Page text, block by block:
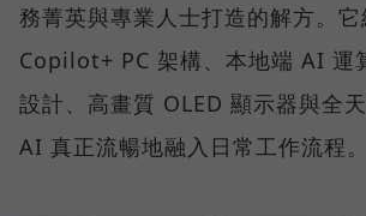
務菁英與專業人士打造的解方。
Copilot+ PC 架構、本地端 AI 運
設計、高畫質 OLED 顯示器與全
AI 真正流暢地融入日常工作流程。